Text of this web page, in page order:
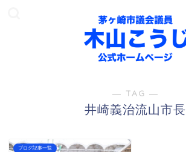
― TAG ―
井崎義治流山市長
ブログ記事一覧